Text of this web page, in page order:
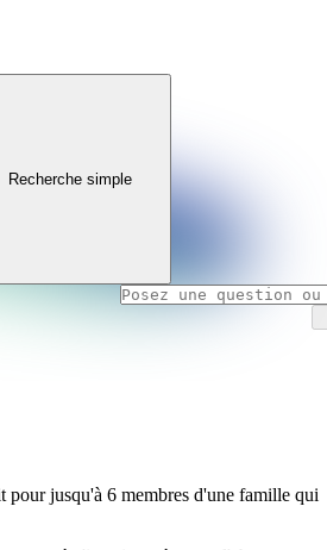
Recherche simple
jusqu'à 6 membres d'une famille qui